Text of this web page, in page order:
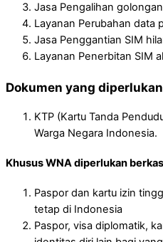
Jasa Pengalihan
Layanan Perubahan data
Jasa Penggantian SIM
Layanan Penerbitan SIM
Dokumen yang
KTP (Kartu Tanda
Warga Negara Indonesia.
Khusus WNA diperlukan
Paspor dan kartu izin
tetap di Indonesia
Paspor, visa diplomatik,